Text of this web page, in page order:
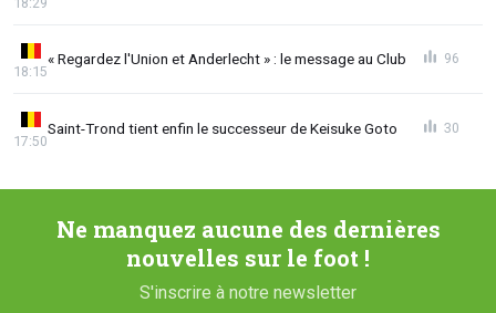
« Regardez l'Union et Anderlecht » : le message au Club
18:15
96
Saint-Trond tient enfin le successeur de Keisuke Goto
17:50
30
Ne manquez aucune des dernières
nouvelles sur le foot !
S'inscrire à notre newsletter